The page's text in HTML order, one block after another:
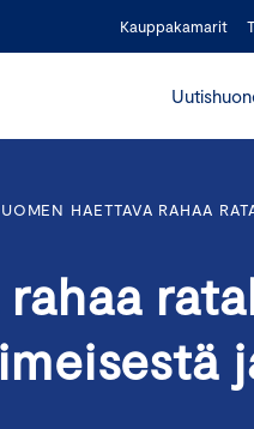
Kauppakamarit
HAETTAVA RAHAA